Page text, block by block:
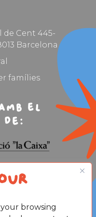
browsing
de Cent 445-
Barcelona
famílies
el